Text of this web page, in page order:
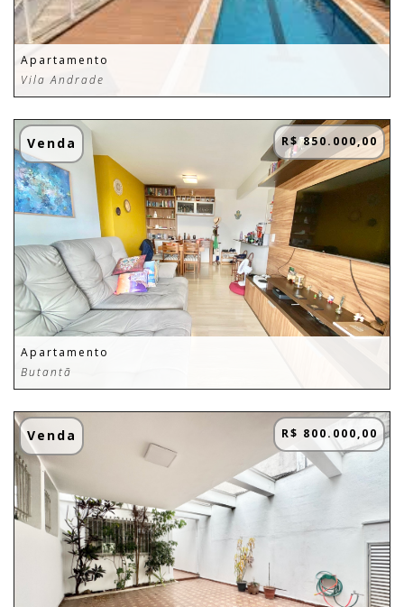
Apartamento
Vila Andrade
Venda R$ 850.000,00
Apartamento
Butantã
Venda R$ 800.000,00